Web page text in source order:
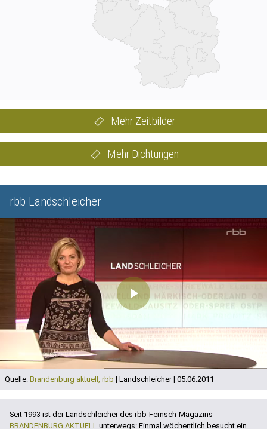
Mehr Zeitbilder
Mehr Dichtungen
rbb Landschleicher
Play
Video
Quelle: Brandenburg aktuell, rbb | Landschleicher | 05.06.2011
Seit 1993 ist der Landschleicher des rbb-Fernseh-Magazins
BRANDENBURG AKTUELL unterwegs: Einmal wöchentlich besucht ein